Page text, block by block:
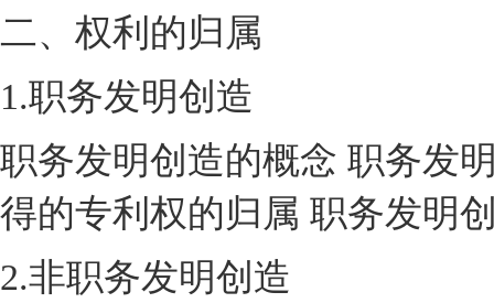
二、权利的归属
1.职务发明创造
职务发明创造的概念 职务发
得的专利权的归属 职务发明
2.非职务发明创造